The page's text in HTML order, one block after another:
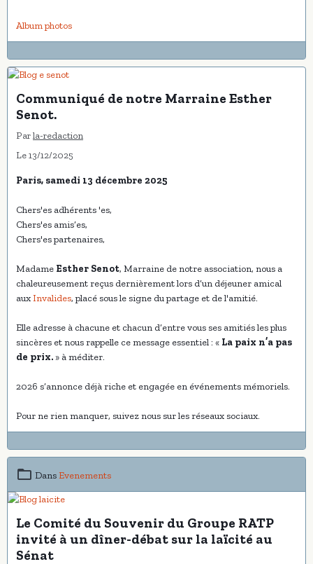
Album photos
Communiqué de notre Marraine Esther
Senot.
Parla-redaction
Le 13/12/2025
Paris, samedi 13 décembre 2025
Chers'es adhérents 'es,
Chers'es amis’es,
Chers'es partenaires,
Madame Esther Senot, Marraine de notre association, nous a
chaleureusement reçus dernièrement lors d’un déjeuner amical
auxInvalides, placé sous le signe du partage et de l'amitié.
Elle adresse à chacune et chacun d’entre vous ses amitiés les plus
sincères et nous rappelle ce message essentiel : « La paix n’a pas
de prix. » à méditer.
2026 s’annonce déjà riche et engagée en événements mémoriels.
Pour ne rien manquer, suivez nous sur les réseaux sociaux.
DansEvenements
Le Comité du Souvenir du Groupe RATP
invité à un dîner-débat sur la laïcité au
Sénat